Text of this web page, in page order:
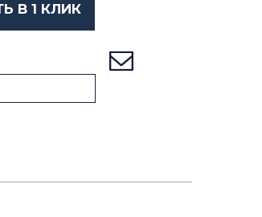
В 1 КЛИК